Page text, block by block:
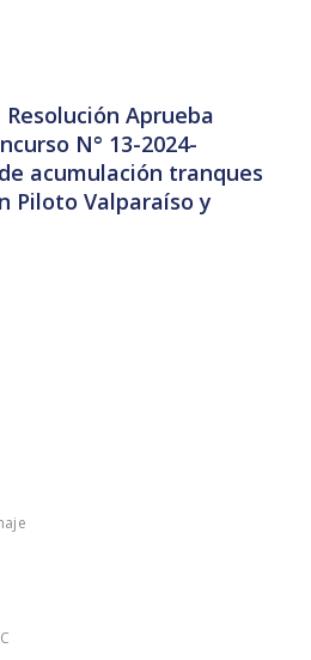
Resolución Aprueba
N° 13-2024-
acumulación tranques
Piloto Valparaíso y